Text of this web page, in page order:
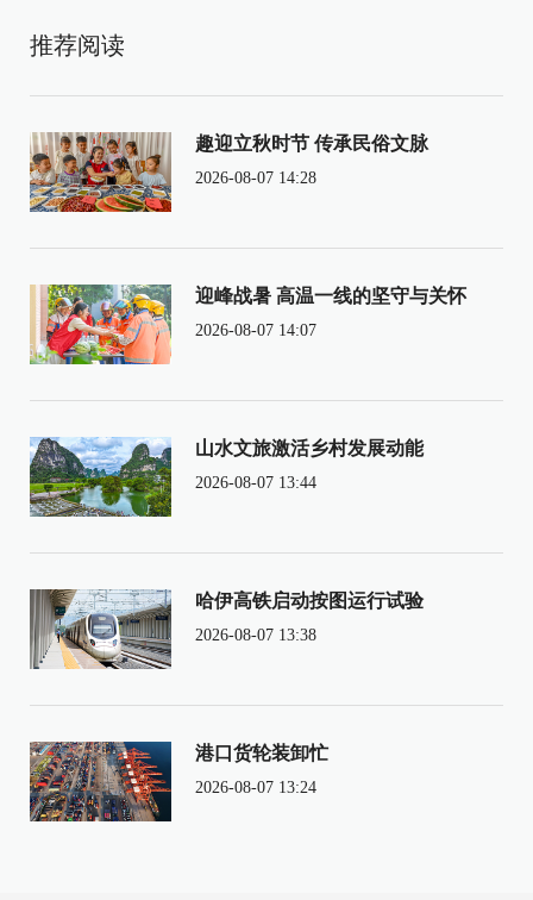
推荐阅读
趣迎立秋时节 传承民俗文脉
2026-08-07 14:28
迎峰战暑 高温一线的坚守与关怀
2026-08-07 14:07
山水文旅激活乡村发展动能
2026-08-07 13:44
哈伊高铁启动按图运行试验
2026-08-07 13:38
港口货轮装卸忙
2026-08-07 13:24